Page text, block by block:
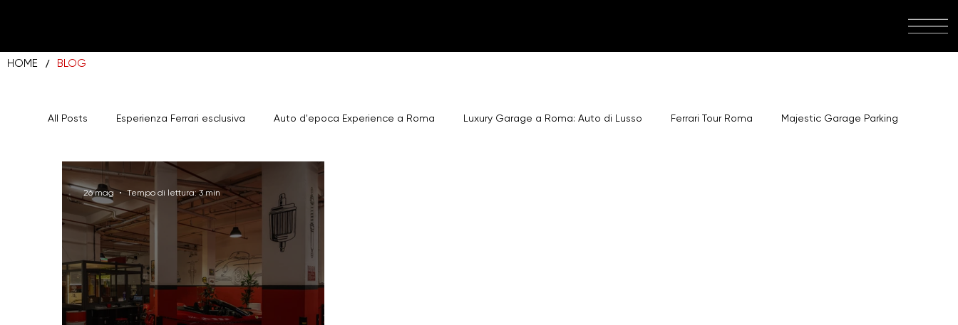
HOME / BLOG
All Posts Esperienza Ferrari esclusiva Auto d'epoca Experience a Roma Luxury Garage a Roma: Auto di Lusso Ferrari Tour Roma Majestic Garage Parking
Majestic Garage Parcheggio Roma
26 mag Tempo di lettura: 3 min